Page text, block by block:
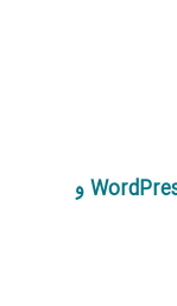
هزینه های پنهان سایت های طراحی شده WordPress و